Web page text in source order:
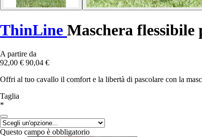
ThinLine Maschera
A partire da
92,00 € 90,04 €
Offri al tuo cavallo il comfort e la libertà di pascolare con la
Taglia
*
Questo campo è obbligatorio